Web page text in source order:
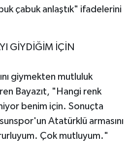
çabuk anlaştık" ifadelerini
GİYDİĞİM İÇİN
giymekten mutluluk
Bayazıt, "Hangi renk
benim için. Sonuçta
Atatürklü armasını
Çok mutluyum."